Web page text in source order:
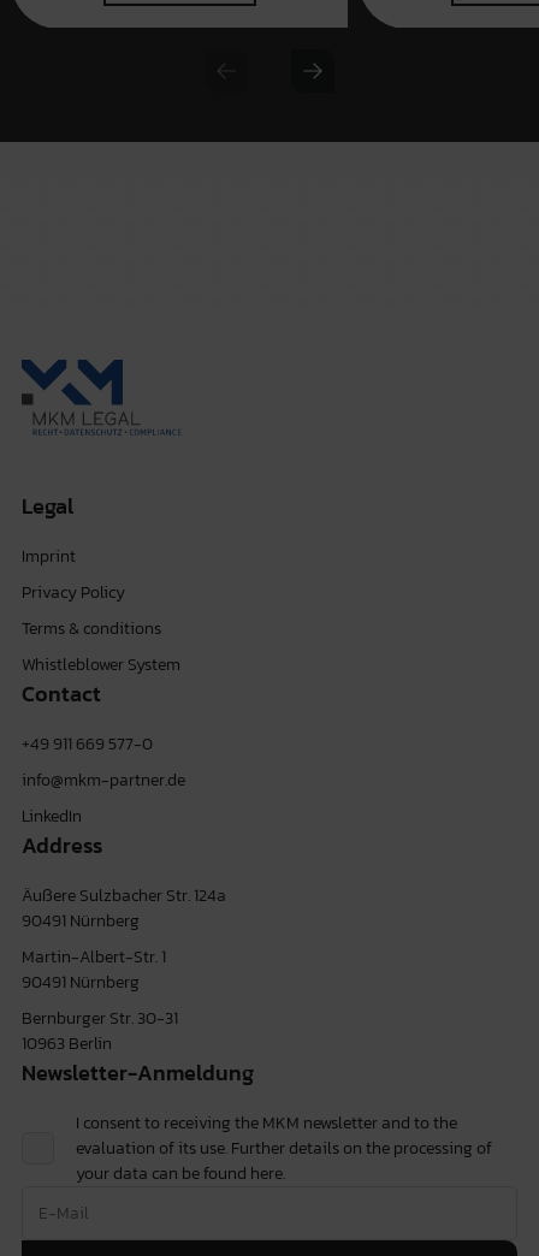
Previous slide
Next slide
Legal
Imprint
Privacy Policy
Terms & conditions
Whistleblower System
Contact
+49 911 669 577-0
info@mkm-partner.de
LinkedIn
Address
Äußere Sulzbacher Str. 124a
90491 Nürnberg
Martin-Albert-Str. 1
90491 Nürnberg
Bernburger Str. 30-31
10963 Berlin
Newsletter-Anmeldung
I consent to receiving the MKM newsletter and to the
evaluation of its use. Further details on the processing of
your data can be found here.